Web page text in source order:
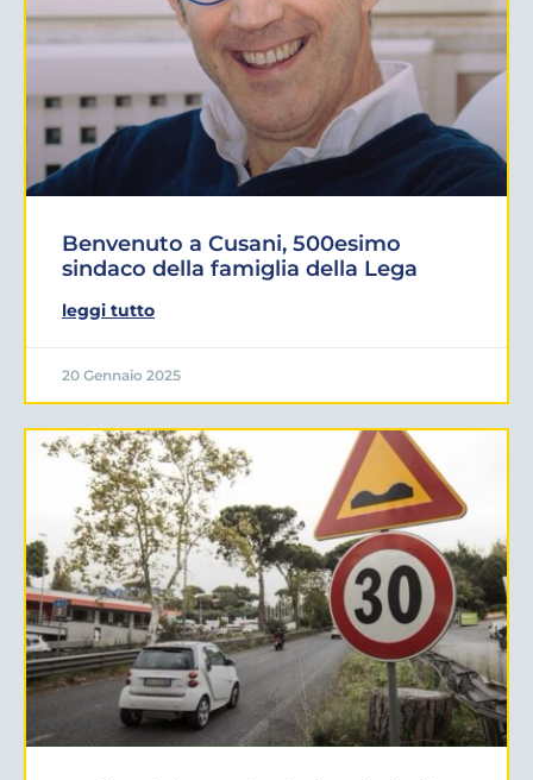
Benvenuto a Cusani, 500esimo
sindaco della famiglia della Lega
leggi tutto
20 Gennaio 2025